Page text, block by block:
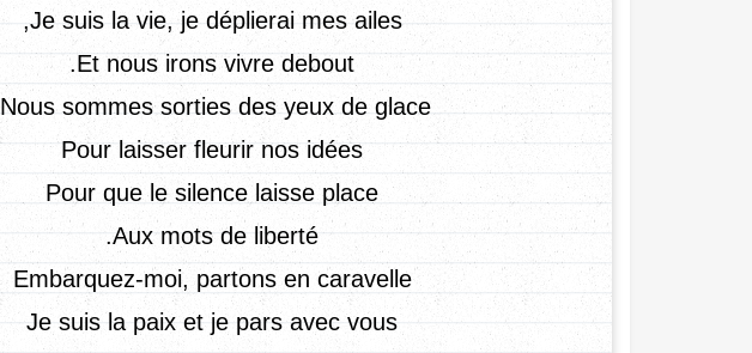
Je suis la vie, je déplierai mes ailes,
Et nous irons vivre debout.
Nous sommes sorties des yeux de glace,
Pour laisser fleurir nos idées
Pour que le silence laisse place
Aux mots de liberté.
Embarquez-moi, partons en caravelle
Je suis la paix et je pars avec vous